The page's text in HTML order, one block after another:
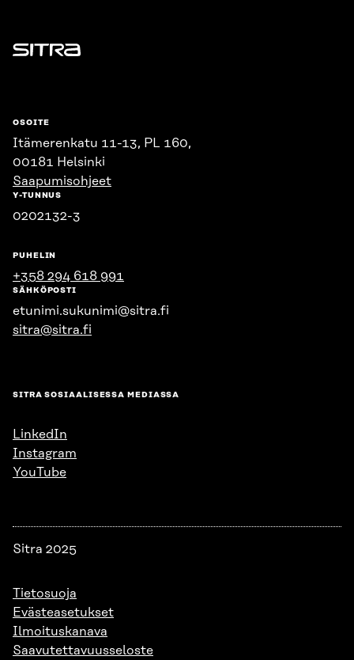
Sitra
OSOITE
Itämerenkatu 11-13, PL 160,
00181 Helsinki
Saapumisohjeet
Y-TUNNUS
0202132-3
PUHELIN
+358 294 618 991
SÄHKÖPOSTI
etunimi.sukunimi@sitra.fi
sitra@sitra.fi
SITRA SOSIAALISESSA MEDIASSA
LinkedIn
Instagram
YouTube
Sitra 2025
Tietosuoja
Evästeasetukset
Ilmoituskanava
Saavutettavuusseloste